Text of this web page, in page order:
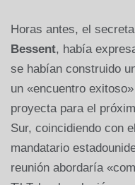
Horas antes, el
Bessent, había
se habían construido
un «encuentro
proyecta para el
Sur, coincidiendo con
mandatario
reunión abordaría